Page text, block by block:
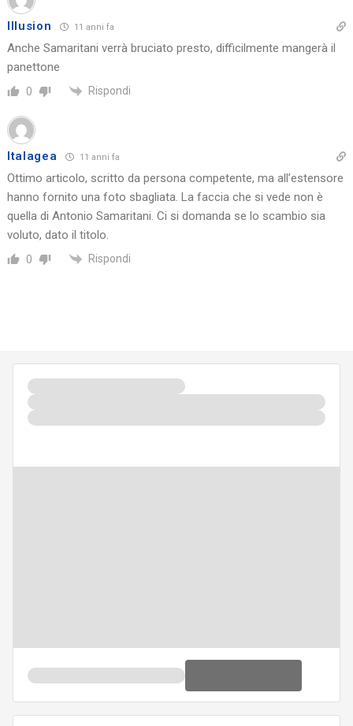
Illusion 11 anni fa
Anche Samaritani verrà bruciato presto, difficilmente mangerà il
panettone
0 Rispondi
Italagea 11 anni fa
Ottimo articolo, scritto da persona competente, ma all’estensore
hanno fornito una foto sbagliata. La faccia che si vede non è
quella di Antonio Samaritani. Ci si domanda se lo scambio sia
voluto, dato il titolo.
0 Rispondi